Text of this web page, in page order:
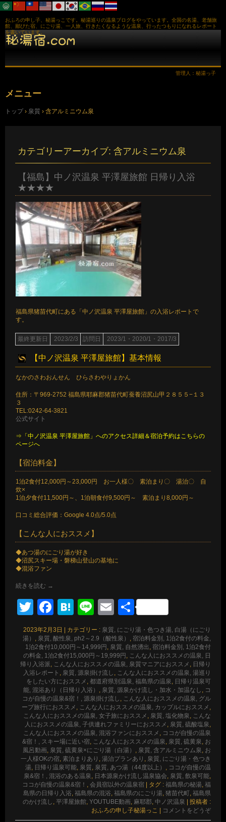
おふろの申し子、秘湯っこです。秘湯巡りの温泉ブログをやっています。全国の名湯、老舗旅
館、鄙びた宿、にごり湯、一人旅、行きたくなるような温泉、行ったつもりになれるレポート
を書いています。
管理人：秘湯っ子
メニュー
ン
トップ › 泉質 › 含アルミニウム泉
カテゴリーアーカイブ: 含アルミニウム泉
【福島】中ノ沢温泉 平澤屋旅館 日帰り入浴
★★★★
福島県猪苗代町にある「中ノ沢温泉 平澤屋旅館」の入浴レポートで
す。
最終更新日 2023/2/3 訪問日 2023/1・2020/1・2017/3
【中ノ沢温泉 平澤屋旅館】基本情報
なかのさわおんせん ひらさわやりょかん
住所：〒969-2752 福島県耶麻郡猪苗代町蚕養沼尻山甲２８５５−１３
３
TEL:0242-64-3821
公式サイト
⇒「中ノ沢温泉 平澤屋旅館」へのアクセス詳細＆宿泊予約はこちらの
ページへ
【宿泊料金】
1泊2食付12,000円～23,000円 お一人様〇 素泊まり〇 湯治〇 自
炊×
1泊夕食付11,500円～、1泊朝食付9,500円～ 素泊まり8,000円～
口コミ総合評価：Google 4.0点/5.0点
【こんな人におススメ】
◆あつ湯のにごり湯が好き
◆沼尻スキー場・磐梯山登山の基地に
◆混浴ファン
続きを読む →
Twitter
Facebook
Hatena
LineEmail
共
有
2023年2月3日 | カテゴリー : 泉質, にごり湯・色つき湯, 白湯（にごり
湯）
泉質, 酸性泉, ph2～2.9（酸性泉）
宿泊料金別, 1泊2食付の料金,
1泊2食付10,000円～14,999円 泉質, 自然湧出 宿泊料金別, 1泊2食付
の料金, 1泊2食付15,000円～19,999円
こんな人におススメの温泉, 日
帰り入浴派
こんな人におススメの温泉, 泉質マニアにおススメ
日帰り
入浴レポート
泉質, 源泉掛け流し
こんな人におススメの温泉, 湯巡り
をしたい方におススメ 都道府県別温泉, 福島県の温泉
日帰り温泉可
能, 混浴あり（日帰り入浴）
泉質, 源泉かけ流し・加水・加温なし
コ
コが自慢の温泉&宿！, 源泉掛け流し
こんな人におススメの温泉, グル
ープ旅行におススメ
こんな人におススメの温泉, カップルにおススメ
こんな人におススメの温泉, 女子旅におススメ
泉質, 塩化物泉
こんな
人におススメの温泉, 子供連れファミリーにおススメ
泉質, 硫酸塩泉
こんな人におススメの温泉, 混浴ファンにおススメ
ココが自慢の温泉
&宿！, スキー場に近い宿
こんな人におススメの温泉 泉質, 硫黄泉 お
風呂動画 泉質, 硫黄泉×にごり湯（白湯） 泉質, 含アルミニウム泉 お
一人様OKの宿 素泊まりあり 湯治プランあり
泉質, にごり湯・色つき
湯 日帰り温泉可能 泉質 泉質, あつ湯（44度以上）
ココが自慢の温
泉&宿！, 混浴のある温泉
日本源泉かけ流し温泉協会 泉質, 飲泉可能
ココが自慢の温泉&宿！
会員宿以外の温泉宿 | タグ : 福島県の秘湯 福
島県の日帰り入浴 福島県の混浴 福島県のにごり湯 猪苗代町 福島県
のかけ流し 平澤屋旅館 YOUTUBE動画 麻耶郡 中ノ沢温泉 | 投稿者 :
おふろの申し子秘湯っこ | コメントをどうぞ